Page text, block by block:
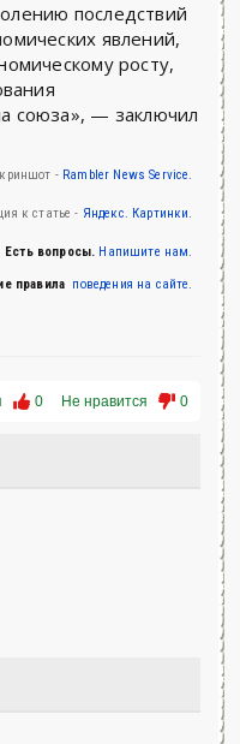
последствий
явлений,
росту,
союза», — заключил
- Rambler News Service.
к статье - Яндекс. Картинки.
Есть вопросы. Напишите нам.
правила поведения на сайте.
0 Не нравится 0